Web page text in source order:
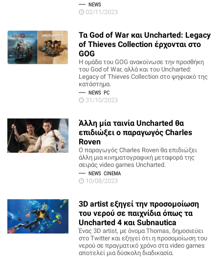
NEWS
02/11/2023
Τα God of War και Uncharted: Legacy
of Thieves Collection έρχονται στο
GOG
Η ομάδα του GOG ανακοίνωσε την προσθήκη
του God of War, αλλά και του Uncharted:
Legacy of Thieves Collection στο ψηφιακό της
κατάστημα.
NEWS PC
31/10/2023
Άλλη μία ταινία Uncharted θα
επιδιώξει ο παραγωγός Charles
Roven
Ο παραγωγός Charles Roven θα επιδιώξει
άλλη μια κινηματογραφική μεταφορά της
σειράς video games Uncharted.
NEWS CINEMA
10/08/2023
3D artist εξηγεί την προσομοίωση
του νερού σε παιχνίδια όπως τα
Uncharted 4 και Subnautica
Ένας 3D artist, με όνομα Thomas, δημοσιεύει
στο Twitter και εξηγεί ότι η προσομοίωση του
νερού σε πραγματικό χρόνο στα video games
αποτελεί μια δύσκολη διαδικασία.